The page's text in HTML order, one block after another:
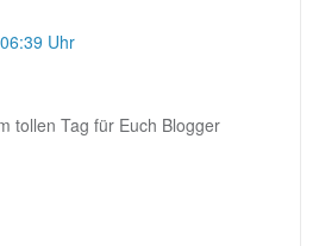
Uhr
tollen Tag für Euch Blogger